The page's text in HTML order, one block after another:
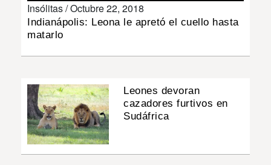
Insólitas /Octubre 22, 2018
Indianápolis: Leona le apretó el cuello hasta
matarlo
Leones devoran
cazadores furtivos en
Sudáfrica